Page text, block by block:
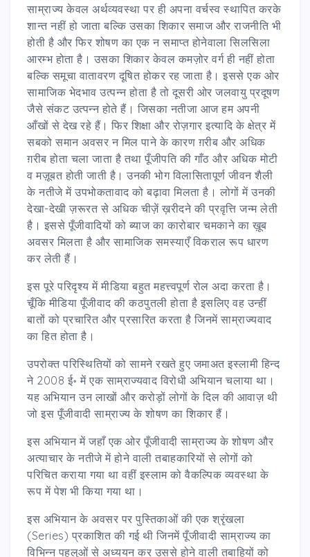
साम्राज्य केवल अर्थव्यवस्था पर ही अपना वर्चस्व स्थापित करके
शान्त नहीं हो जाता बल्कि उसका शिकार समाज और राजनीति भी
होती है और फिर शोषण का एक न समाप्त होनेवाला सिलसिला
आरम्भ होता है। उसका शिकार केवल कमज़ोर वर्ग ही नहीं होता
बल्कि समूचा वातावरण दूषित होकर रह जाता है। इससे एक ओर
सामाजिक भेदभाव उत्पन्न होता है तो दूसरी ओर जलवायु प्रदूषण
जैसे संकट उत्पन्न होते हैं। जिसका नतीजा आज हम अपनी
आँखों से देख रहे हैं। फिर शिक्षा और रोज़गार इत्यादि के क्षेत्र में
सबको समान अवसर न मिल पाने के कारण ग़रीब और अधिक
ग़रीब होता चला जाता है तथा पूँजीपति की गाँठ और अधिक मोटी
व मज़ूबत होती जाती है। उनकी भोग विलासितापूर्ण जीवन शैली
के नतीजे में उपभोकतावाद को बढ़ावा मिलता है। लोगों में उनकी
देखा-देखी ज़रूरत से अधिक चीज़ें ख़रीदने की प्रवृत्ति जन्म लेती
है। इससे पूँजीवादियों को ब्याज का कारोबार चमकाने का ख़ूब
अवसर मिलता है और सामाजिक समस्याएँ विकराल रूप धारण
कर लेती हैं।
इस पूरे परिदृश्य में मीडिया बहुत महत्त्वपूर्ण रोल अदा करता है।
चूँकि मीडिया पूँजीवाद की कठपुतली होता है इसलिए वह उन्हीं
बातों को प्रचारित और प्रसारित करता है जिनमें साम्राज्यवाद
का हित होता है।
उपरोक्त परिस्थितियों को सामने रखते हुए जमाअत इस्लामी हिन्द
ने 2008 ई॰ में एक साम्राज्यवाद विरोधी अभियान चलाया था।
यह अभियान उन लाखों और करोड़ों लोगों के दिल की आवाज़ थी
जो इस पूँजीवादी साम्राज्य के शोषण का शिकार हैं।
इस अभियान में जहाँ एक ओर पूँजीवादी साम्राज्य के शोषण और
अत्याचार के नतीजे में होने वाली तबाहकारियों से लोगों को
परिचित कराया गया था वहीं इस्लाम को वैकल्पिक व्यवस्था के
रूप में पेश भी किया गया था।
इस अभियान के अवसर पर पुस्तिकाओं की एक श्रृंखला
(Series) प्रकाशित की गई थी जिनमें पूँजीवादी साम्राज्य का
विभिन्न पहलुओं से अध्ययन कर उससे होने वाली तबाहियों को